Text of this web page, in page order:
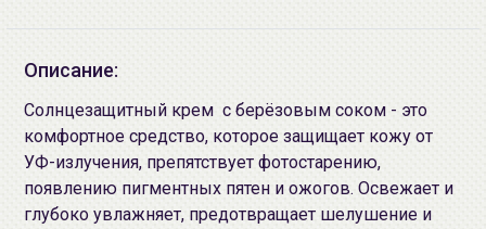
Описание:
Солнцезащитный крем с берёзовым соком - это
комфортное средство, которое защищает кожу от
УФ-излучения, препятствует фотостарению,
появлению пигментных пятен и ожогов. Освежает и
глубоко увлажняет, предотвращает шелушение и